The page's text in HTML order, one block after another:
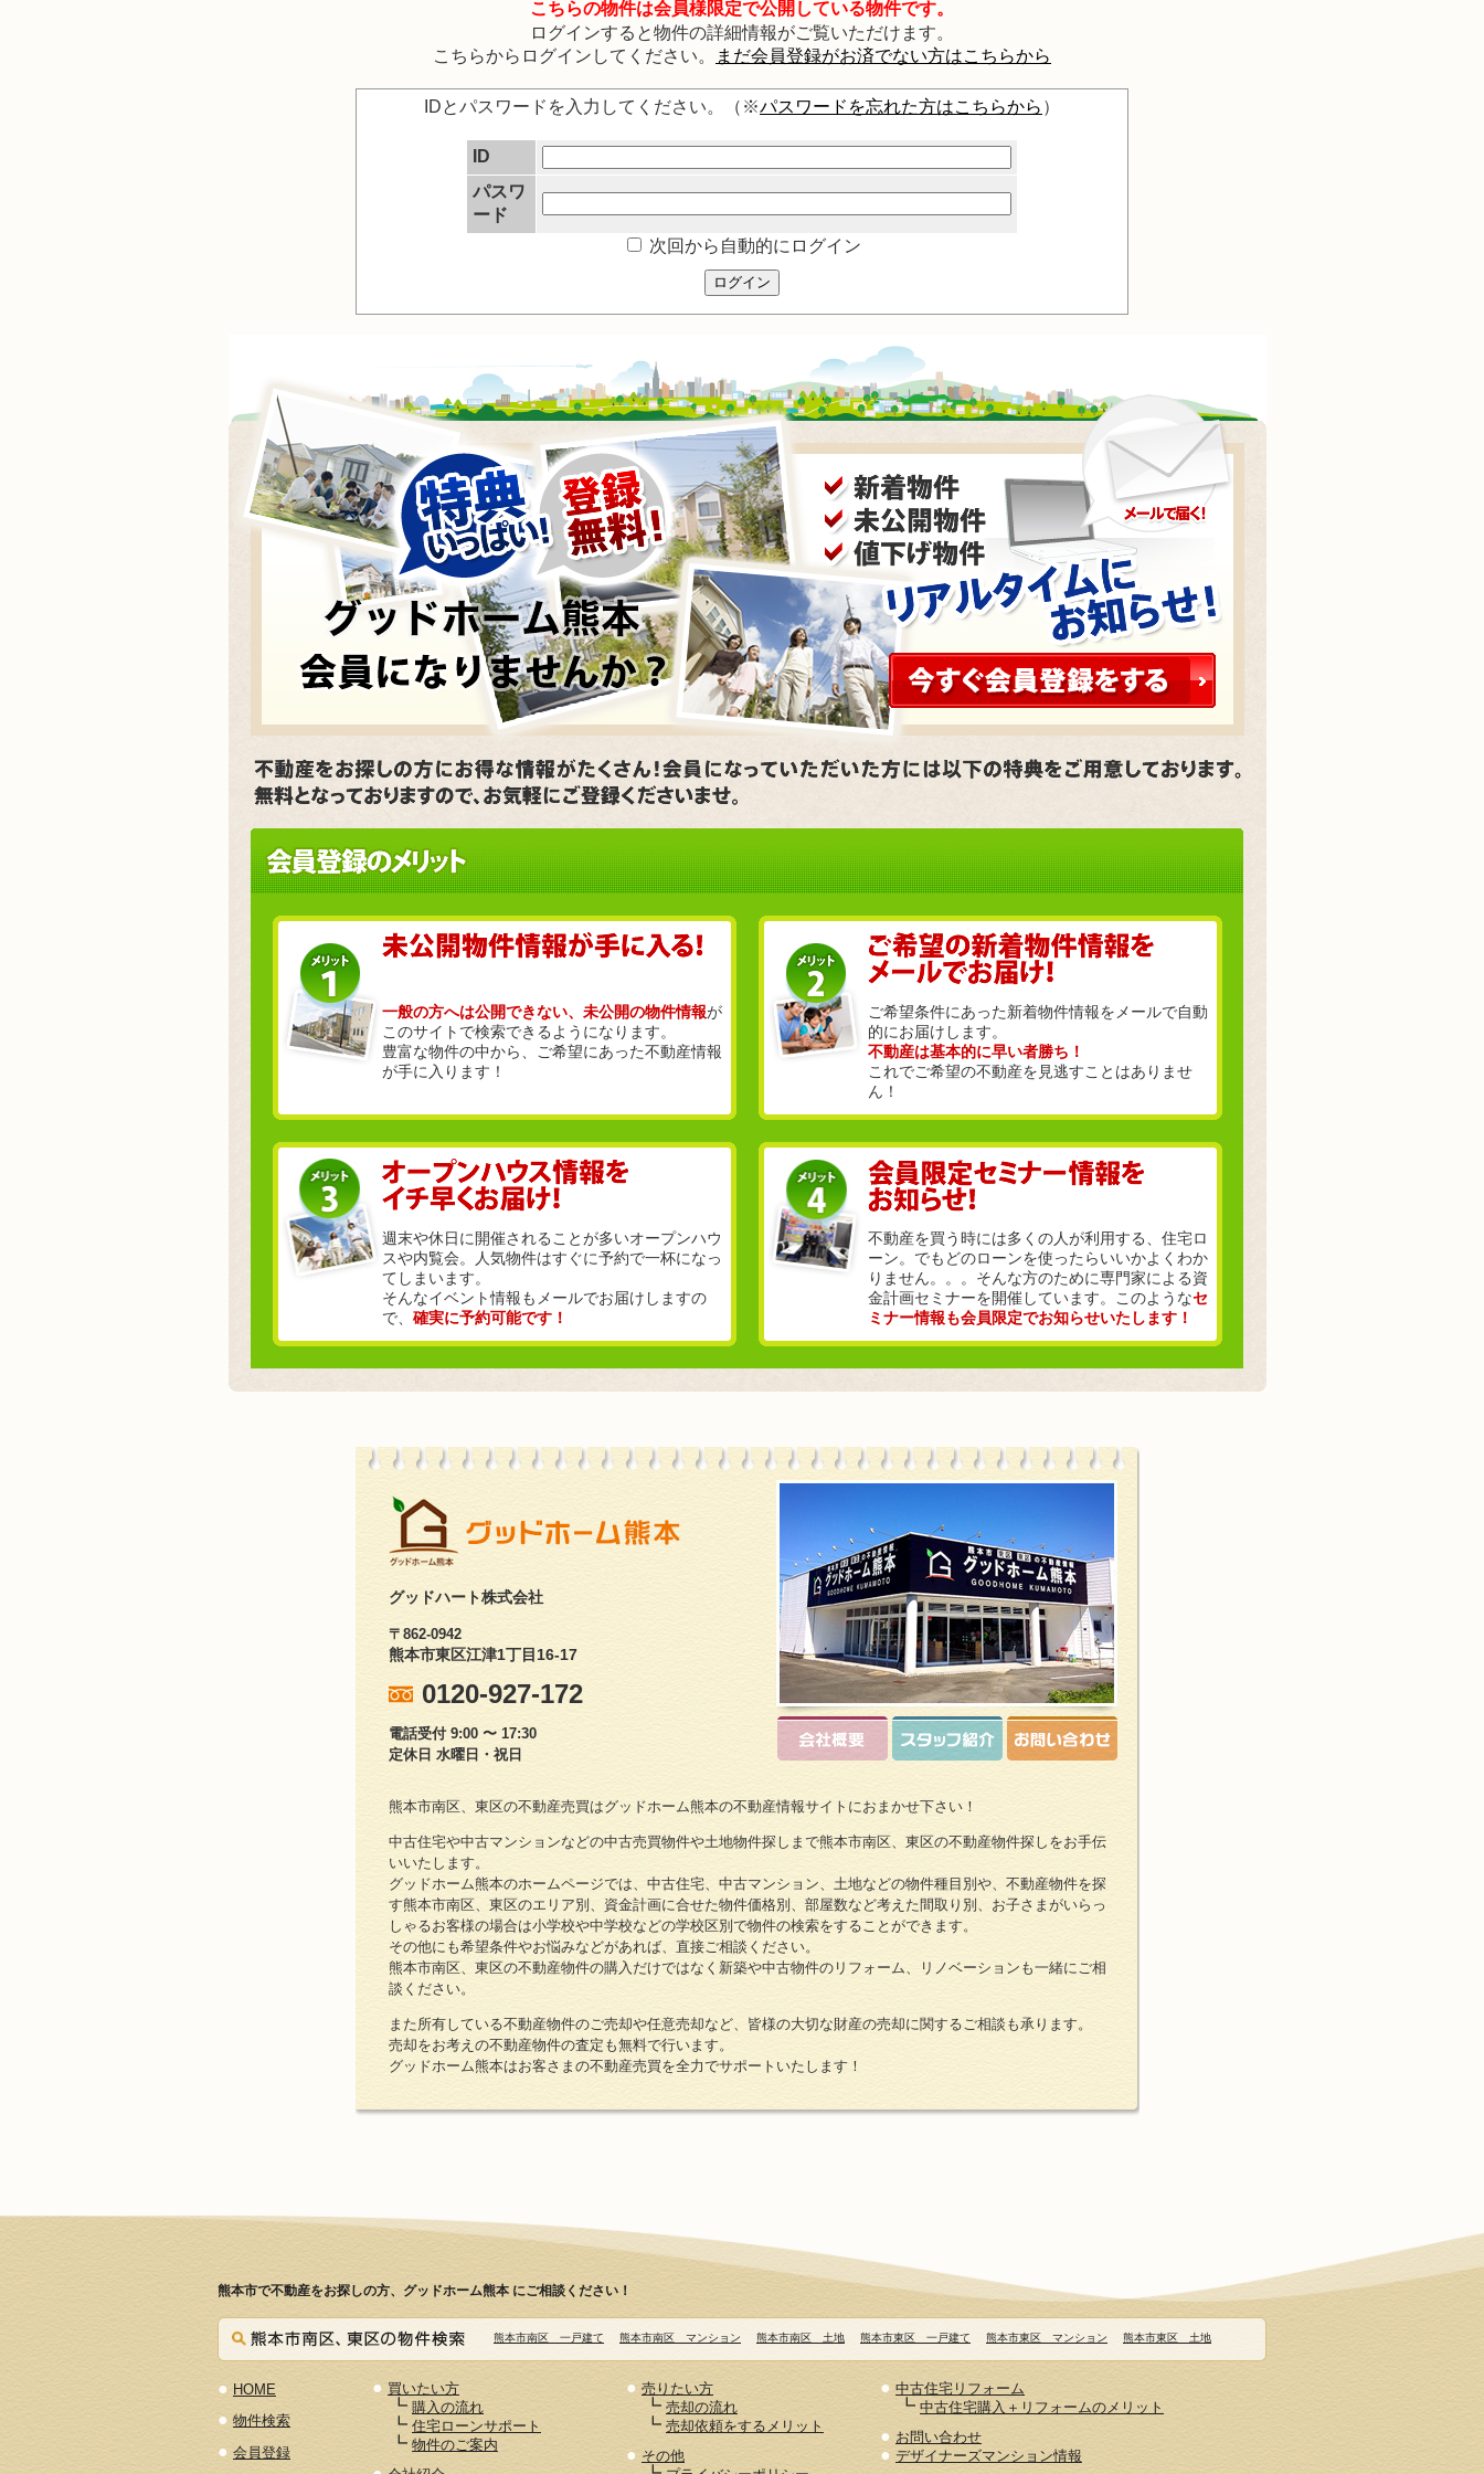
こちらの物件は会員様限定で公開している物件です。
ログインすると物件の詳細情報がご覧いただけます。
こちらからログインしてください。
まだ会員登録がお済でない方はこちらから
IDとパスワードを入力してください。（※パスワードを忘れた方はこちらから ）
ID
パスワ
ード
次回から自動的にログイン
ログイン
一般の方へは公開できない、未公開の物件情報が
このサイトで検索できるようになります。
豊富な物件の中から、ご希望にあった不動産情報
が手に入ります！
ご希望条件にあった新着物件情報をメールで自動
的にお届けします。
不動産は基本的に早い者勝ち！
これでご希望の不動産を見逃すことはありませ
ん！
週末や休日に開催されることが多いオープンハウ
スや内覧会。人気物件はすぐに予約で一杯になっ
てしまいます。
そんなイベント情報もメールでお届けしますの
で、 確実に予約可能です！
不動産を買う時には多くの人が利用する、住宅ロ
ーン。でもどのローンを使ったらいいかよくわか
りません。。。そんな方のために専門家による資
金計画セミナーを開催しています。このようなセ
ミナー情報も会員限定でお知らせいたします！
グッドハート株式会社
〒862-0942
熊本市東区江津1丁目16-17
0120-927-172
電話受付 9:00 〜 17:30
定休日 水曜日・祝日
熊本市南区、東区の不動産売買はグッドホーム熊本の不動産情報サイトにおまかせ下さい！
中古住宅や中古マンションなどの中古売買物件や土地物件探しまで熊本市南区、東区の不動産物件探しをお手伝
いいたします。
グッドホーム熊本のホームページでは、中古住宅、中古マンション、土地などの物件種目別や、不動産物件を探
す熊本市南区、東区のエリア別、資金計画に合せた物件価格別、部屋数など考えた間取り別、お子さまがいらっ
しゃるお客様の場合は小学校や中学校などの学校区別で物件の検索をすることができます。
その他にも希望条件やお悩みなどがあれば、直接ご相談ください。
熊本市南区、東区の不動産物件の購入だけではなく新築や中古物件のリフォーム、リノベーションも一緒にご相
談ください。
また所有している不動産物件のご売却や任意売却など、皆様の大切な財産の売却に関するご相談も承ります。
売却をお考えの不動産物件の査定も無料で行います。
グッドホーム熊本はお客さまの不動産売買を全力でサポートいたします！
熊本市で不動産をお探しの方、グッドホーム熊本 にご相談ください！
熊本市南区 一戸建て 熊本市南区 マンション 熊本市南区 土地 熊本市東区 一戸建て 熊本市東区 マンション 熊本市東区 土地
● HOME
● 物件検索
● 会員登録
● 買いたい方
┗ 購入の流れ
┗ 住宅ローンサポート
┗ 物件のご案内
● 売りたい方
┗ 売却の流れ
┗ 売却依頼をするメリット
● その他
● 中古住宅リフォーム
┗ 中古住宅購入＋リフォームのメリット
● お問い合わせ
● デザイナーズマンション情報